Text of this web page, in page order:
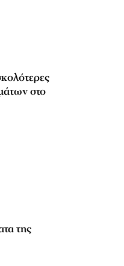
στο
της